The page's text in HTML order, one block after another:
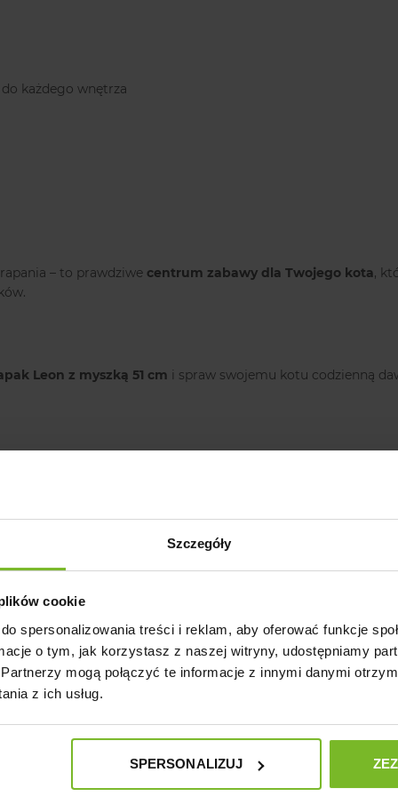
Szczegóły
cookie
spersonalizowania treści i reklam, aby oferować funkcje
o tym, jak korzystasz z naszej witryny, udostępniamy
mogą połączyć te informacje z innymi danymi
z ich usług.
SPERSONALIZUJ
każdego wnętrza
– to prawdziwe centrum zabawy dla Twojego kota,
Leon z myszką 51 cm i spraw swojemu kotu codzienną
HAVE A PET DRAPAK LEON Z
Pytania i odpowiedzi (0)